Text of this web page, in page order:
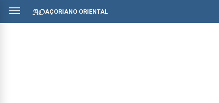
AÇORIANO ORIENTAL